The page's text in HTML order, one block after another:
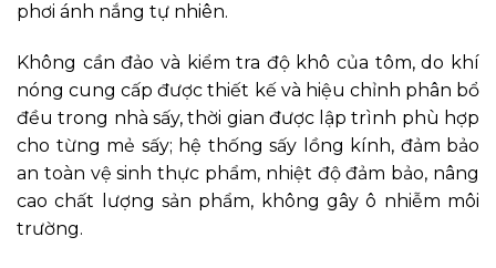
phơi ánh nắng tự nhiên.
Không cần đảo và kiểm tra độ khô của tôm, do khí
nóng cung cấp được thiết kế và hiệu chỉnh phân bổ
đều trong nhà sấy, thời gian được lập trình phù hợp
cho từng mẻ sấy; hệ thống sấy lồng kính, đảm bảo
an toàn vệ sinh thực phẩm, nhiệt độ đảm bảo, nâng
cao chất lượng sản phẩm, không gây ô nhiễm môi
trường.